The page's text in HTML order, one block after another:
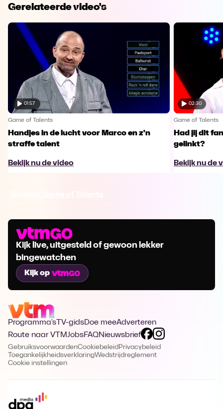
Gerelateerde video's
01:57
Game of Talents
Handjes in de lucht voor Marco en z'n
straffe talent
Bekijk nu de video
02:30
Game of Talents
Had jij dit
gelinkt?
Bekijk nu de
Kijk live, uitgesteld of gewoon lekker
bingewatchen
Kijk op
Programma's TV-gidsDoe meeAdverteren
Route naar VTMJobsFAQNieuwsbrief
GebruiksvoorwaardenCookiebeleid Privacybeleid
ToegankelijkheidsverklaringWedstrijdreglement
Cookie instellingen